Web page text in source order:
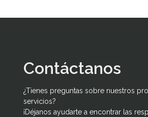
Contáctanos
¿Tienes preguntas sobre nuestros
servicios?
¡Déjanos ayudarte a encontrar las